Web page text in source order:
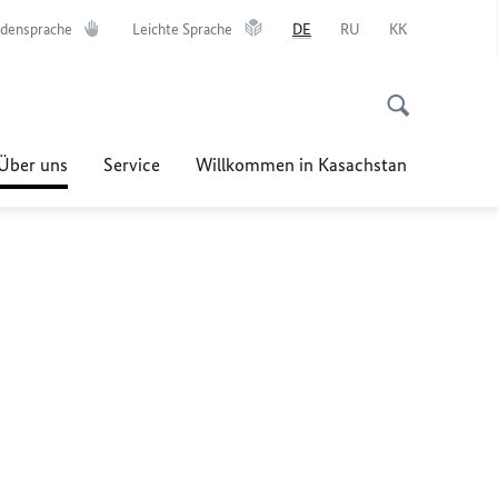
Leichte Sprache DE RU KK
uns Service Willkommen in Kasachstan